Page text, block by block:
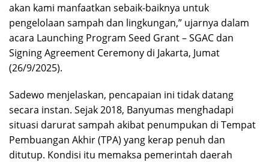
akan kami manfaatkan sebaik-baiknya untuk
pengelolaan sampah dan lingkungan,” ujarnya dalam
acara Launching Program Seed Grant – SGAC dan
Signing Agreement Ceremony di Jakarta, Jumat
(26/9/2025).
Sadewo menjelaskan, pencapaian ini tidak datang
secara instan. Sejak 2018, Banyumas menghadapi
situasi darurat sampah akibat penumpukan di Tempat
Pembuangan Akhir (TPA) yang kerap penuh dan
ditutup. Kondisi itu memaksa pemerintah daerah